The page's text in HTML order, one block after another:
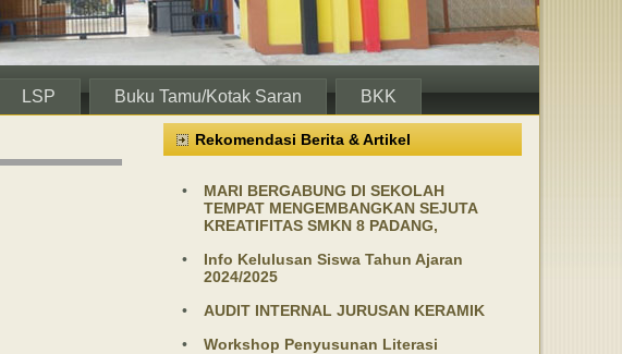
LSP Buku Tamu/Kotak Saran BKK
Rekomendasi Berita & Artikel
•
MARI BERGABUNG DI SEKOLAH
TEMPAT MENGEMBANGKAN SEJUTA
KREATIFITAS SMKN 8 PADANG,
•
Info Kelulusan Siswa Tahun Ajaran
2024/2025
•
AUDIT INTERNAL JURUSAN KERAMIK
•
Workshop Penyusunan Literasi